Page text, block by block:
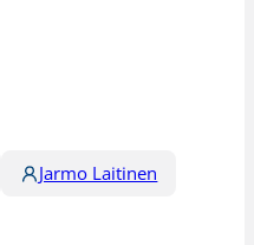
Jarmo Laitinen